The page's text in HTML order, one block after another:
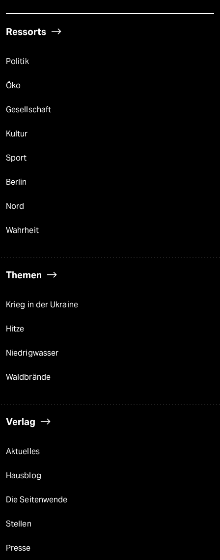
Ressorts
Politik
Öko
Gesellschaft
Kultur
Sport
Berlin
Nord
Wahrheit
Themen
Krieg in der Ukraine
Hitze
Niedrigwasser
Waldbrände
Verlag
Aktuelles
Hausblog
Die Seitenwende
Stellen
Presse